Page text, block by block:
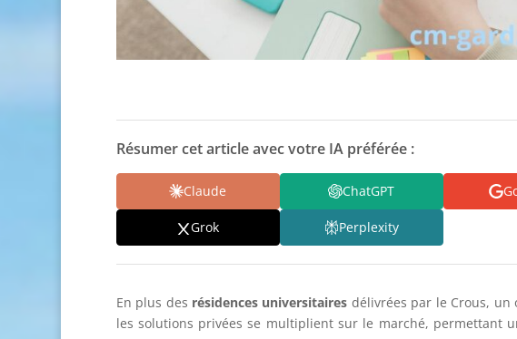
Résumer cet article avec votre IA préférée :
Claude ChatGPT
Grok Perplexity
En plus des résidences universitaires délivrées par le Crous, un
les solutions privées se multiplient sur le marché, permettant